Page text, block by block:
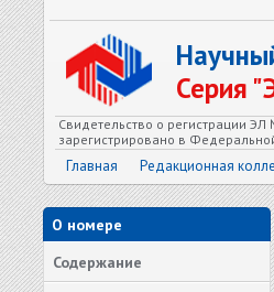
Серия
Свидетельство о регистрации
зарегистрировано в
Главная Редакционная
О номере
Содержание